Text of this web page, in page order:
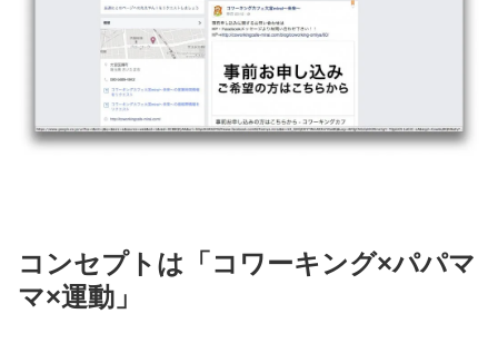
コンセプトは「コワーキング×パパマ
マ×運動」